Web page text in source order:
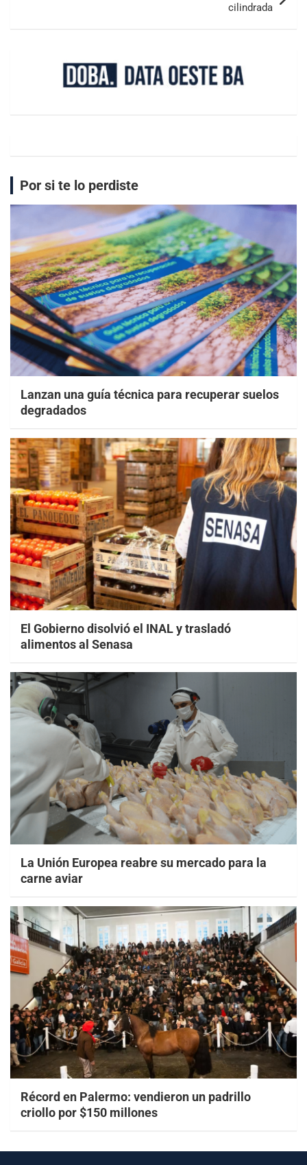
cilindrada
Por si te lo perdiste
Lanzan una guía técnica para recuperar suelos
degradados
El Gobierno disolvió el INAL y trasladó
alimentos al Senasa
La Unión Europea reabre su mercado para la
carne aviar
Récord en Palermo: vendieron un padrillo
criollo por $150 millones